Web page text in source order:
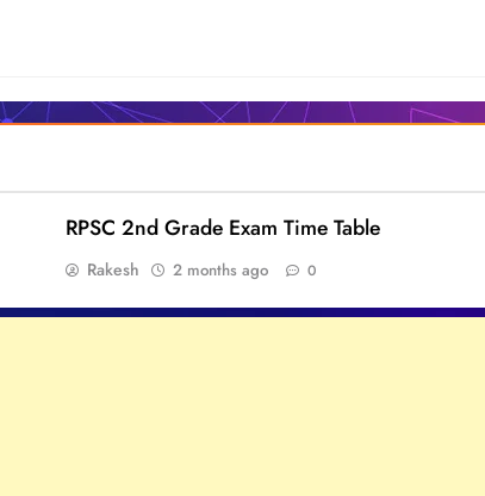
RPSC 2nd Grade Exam Time Table
Rakesh 2 months ago 0